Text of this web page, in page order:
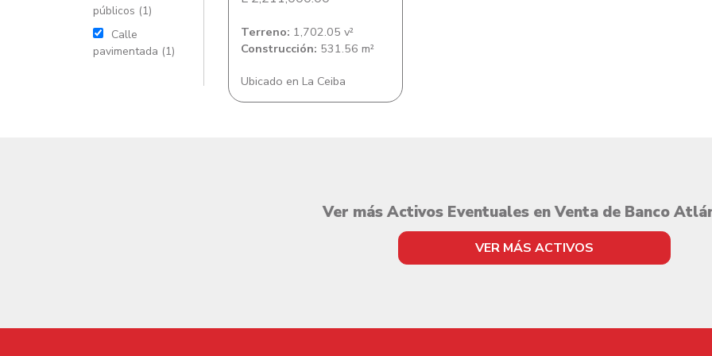
públicos (1)
Calle
pavimentada (1)
Terreno: 1,702.05 v²
Construcción: 531.56 m²
Ubicado en La Ceiba
Ver más Activos Eventuales en Venta de Banco
VER MÁS ACTIVOS